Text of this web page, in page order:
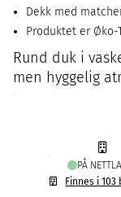
Dekk med
Produktet er Øko-
Rund duk i
men hyggelig
PÅ
Finnes i